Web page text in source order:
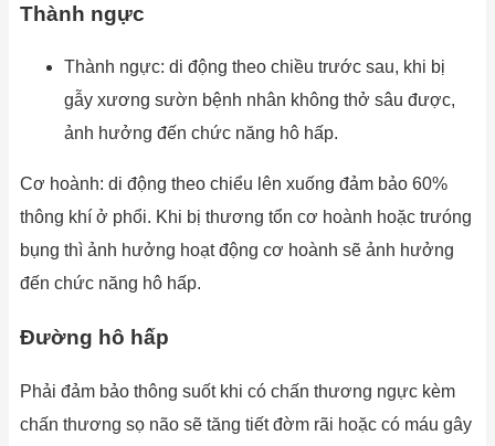
Thành ngực
Thành ngực: di động theo chiều trước sau, khi bị
gẫy xương sườn bệnh nhân không thở sâu được,
ảnh hưởng đến chức năng hô hấp.
Cơ hoành: di động theo chiểu lên xuống đảm bảo 60%
thông khí ở phổi. Khi bị thương tổn cơ hoành hoặc trưóng
bụng thì ảnh hưởng hoạt động cơ hoành sẽ ảnh hưởng
đến chức năng hô hấp.
Đường hô hấp
Phải đảm bảo thông suốt khi có chấn thương ngực kèm
chấn thương sọ não sẽ tăng tiết đờm rãi hoặc có máu gây